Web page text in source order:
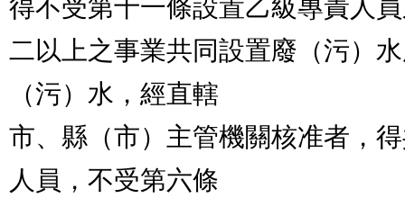
得不受第十一條設置乙級專責人
二以上之事業共同設置廢（污）
（污）水，經直轄
市、縣（市）主管機關核准者，
人員，不受第六條